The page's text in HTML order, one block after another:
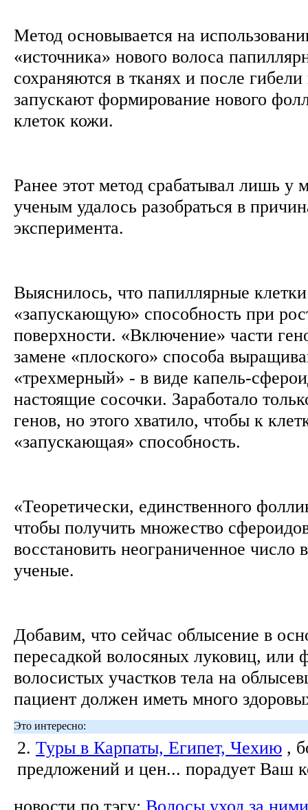
Метод основывается на
«источника» нового волоса
сохраняются в тканях и после
запускают формирование нового
клеток кожи.
Ранее этот метод срабатывал лишь у
ученым удалось разобраться в
эксперимента.
Выяснилось, что папиллярные
«запускающую» способность при
поверхности. «Включение» части
замене «плоского» способа
«трехмерный» - в виде капель-
настоящие сосочки. Заработало
генов, но этого хватило, чтобы к
«запускающая» способность.
«Теоретически, единственного
чтобы получить множество
восстановить неограниченное число
ученые.
Добавим, что сейчас облысение в
пересадкой волосяных луковиц, или
волосистых участков тела на
пациент должен иметь много
Это интересно:
2. Туры в Карпаты, Египет, Чехию ,
предложений и цен... порадует Ваш
новости по тэгу: Волосы уход за ними